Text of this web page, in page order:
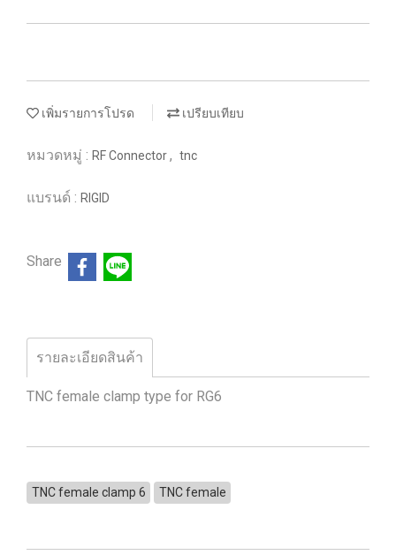
เพิ่มรายการโปรด เปรียบเทียบ
หมวดหมู่ : RF Connector, tnc
แบรนด์ : RIGID
Share
รายละเอียดสินค้า
TNC female clamp type for RG6
TNC female clamp 6 TNC female